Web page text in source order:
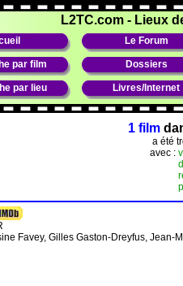
L2TC.com - Lieux
Le Forum
par film Dossiers
par lieu Livres/Internet
1 film
a été
avec :
Favey, Gilles Gaston-Dreyfus,